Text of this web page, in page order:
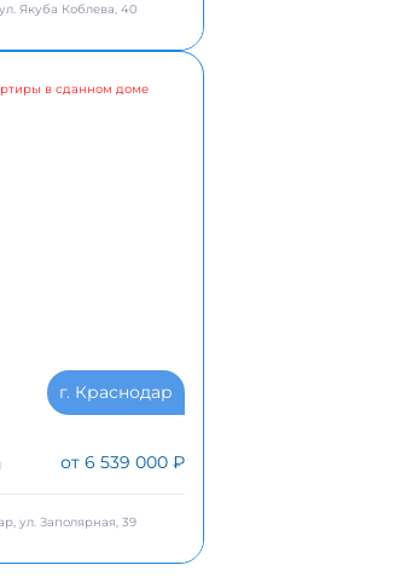
Якуба Коблева, 40
в сданном доме
г. Краснодар
от 6 539 000 ₽
ул. Заполярная, 39